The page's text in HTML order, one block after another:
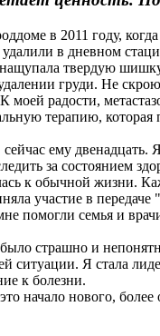
в 2011 году,
в дневном
твердую шишку
груди. Не
моей радости,
терапию, которая
ему
за состоянием
к обычной жизни.
участие в
помогли семья и
страшно и
ситуации. Я стала
к болезни.
начало нового,